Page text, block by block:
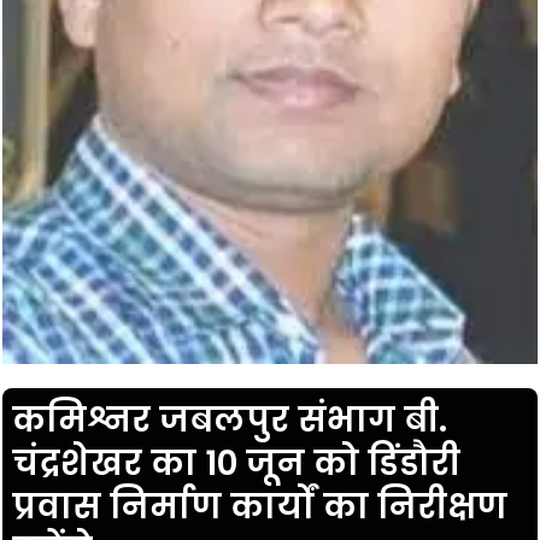
कमिश्नर जबलपुर संभाग बी.
चंद्रशेखर का 10 जून को डिंडौरी
प्रवास निर्माण कार्यों का निरीक्षण